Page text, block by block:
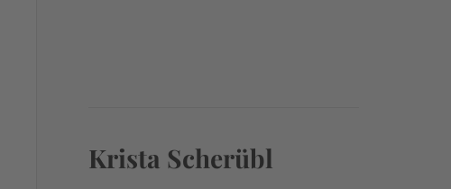
Krista Scherübl